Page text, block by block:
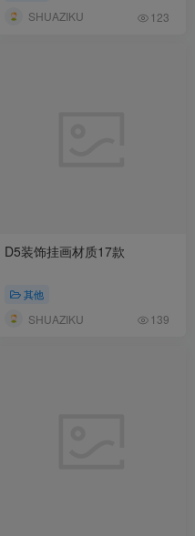
SHUAZIKU 123
D5装饰挂画材质17款
其他
SHUAZIKU 139